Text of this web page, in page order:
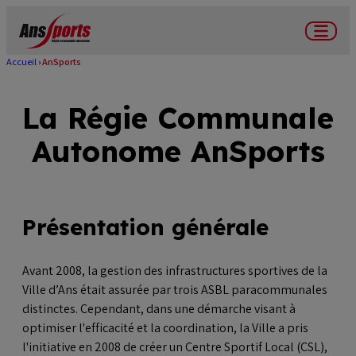
contenu
Menu
d'Ariane
Accueil AnSports
La Régie Communale
Autonome AnSports
Présentation générale
Avant 2008, la gestion des infrastructures sportives de la
Ville d’Ans était assurée par trois ASBL paracommunales
distinctes. Cependant, dans une démarche visant à
optimiser l'efficacité et la coordination, la Ville a pris
l'initiative en 2008 de créer un Centre Sportif Local (CSL),